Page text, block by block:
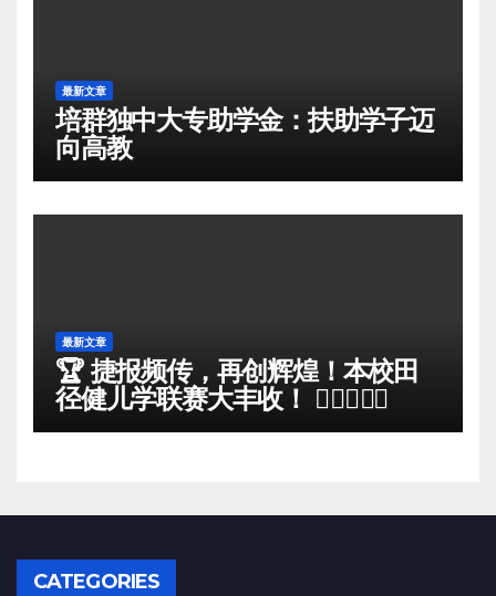
最新文章
培群独中大专助学金：扶助学子迈
向高教
最新文章
🏆 捷报频传，再创辉煌！本校田
径健儿学联赛大丰收！ 🏃‍♀️🏃‍♂️✨
CATEGORIES